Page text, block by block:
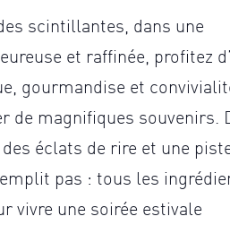
scintillantes, dans une
et raffinée, profitez
gourmandise et
de magnifiques souvenirs.
éclats de rire et une
pas : tous les
vivre une soirée estivale